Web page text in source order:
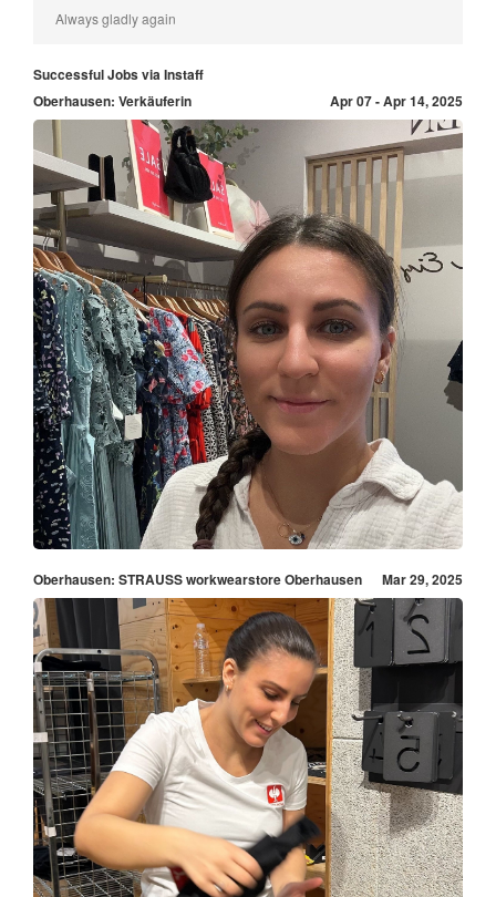
Always gladly again
Successful Jobs via Instaff
Oberhausen: Verkäuferin
Apr 07 - Apr 14, 2025
Oberhausen: STRAUSS workwearstore Oberhausen Mar 29, 2025